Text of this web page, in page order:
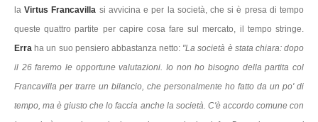
laVirtus Francavilla si avvicina e per la società, che si è presa di tempo
queste quattro partite per capire cosa fare sul mercato, il tempo stringe.
Erra ha un suo pensiero abbastanza netto: "La società è stata chiara: dopo
il 26 faremo le opportune valutazioni. Io non ho bisogno della partita col
Francavilla per trarre un bilancio, che personalmente ho fatto da un po' di
tempo, ma è giusto che lo faccia anche la società. C'è accordo comune con